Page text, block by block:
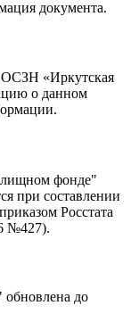
документа.
ОСЗН «Иркутская
о данном
фонде"
при составлении
Росстата
№427).
обновлена до